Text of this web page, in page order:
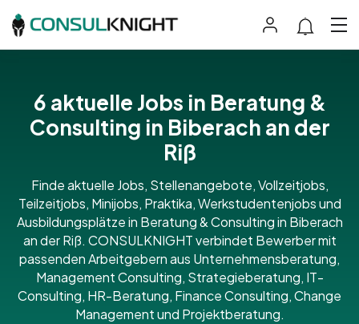
6 aktuelle Jobs in Beratung &
Consulting in Biberach an der
Riß
Finde aktuelle Jobs, Stellenangebote, Vollzeitjobs,
Teilzeitjobs, Minijobs, Praktika, Werkstudentenjobs und
Ausbildungsplätze in Beratung & Consulting in Biberach
an der Riß. CONSULKNIGHT verbindet Bewerber mit
passenden Arbeitgebern aus Unternehmensberatung,
Management Consulting, Strategieberatung, IT-
Consulting, HR-Beratung, Finance Consulting, Change
Management und Projektberatung.